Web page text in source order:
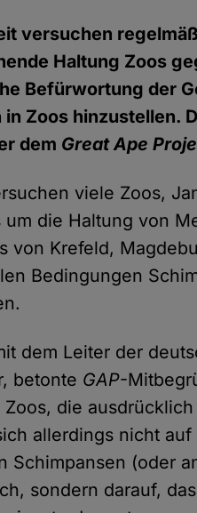
versuchen
Haltung Zoos
Befürwortung der
Zoos hinzustellen.
dem Great Ape
viele Zoos,
die Haltung von
von Krefeld,
Bedingungen
dem Leiter der
betonte GAP-
die
allerdings nicht
Schimpansen (oder
sondern darauf,